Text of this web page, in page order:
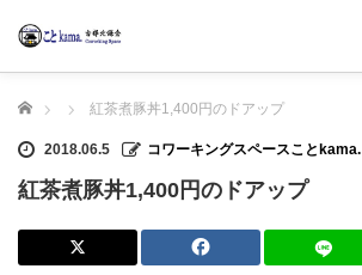
ホーム 紅茶煮豚丼1,400円のドアップ
2018.06.5 コワーキングスペースことkama.
紅茶煮豚丼1,400円のドアップ